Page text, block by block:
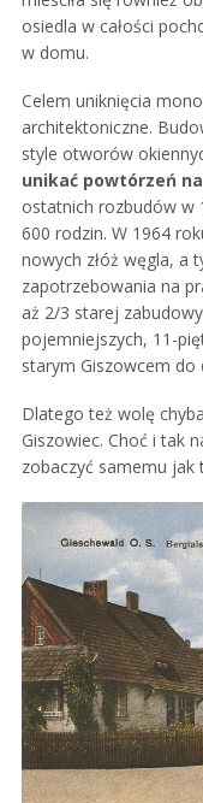
osiedla w całości
w domu.
Celem uniknięcia
architektoniczne.
style otworów
unikać powtórzeń
ostatnich rozbudów w
600 rodzin. W 1964
nowych złóż węgla, a
zapotrzebowania na
aż 2/3 starej
pojemniejszych, 11-
starym Giszowcem do
Dlatego też wolę
Giszowiec. Choć i tak
zobaczyć samemu jak